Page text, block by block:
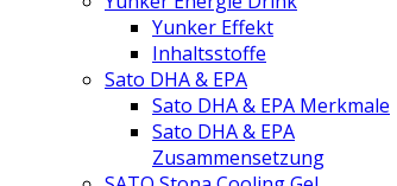
Yunker Effekt
Inhaltsstoffe
Sato DHA & EPA
Sato DHA & EPA Merkmale
Sato DHA & EPA
Zusammensetzung